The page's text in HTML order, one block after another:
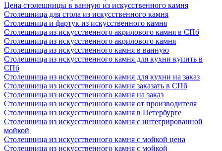
Цена столешницы в ванную из искусственного камня
Столешница для стола из искусственного камня
Столешница и фартук из искусственного камня
Столешница из искусственного акрилового камня в СПб
Столешница из искусственного акрилового камня
Столешница из искусственного камня в ванную
Столешница из искусственного камня для кухни купить в
СПб
Столешница из искусственного камня для кухни на заказ
Столешница из искусственного камня заказать в СПб
Столешница из искусственного камня на заказ
Столешница из искусственного камня от производителя
Столешница из искусственного камня в Петербурге
Столешница из искусственного камня с интегрированной
мойкой
Столешница из искусственного камня с мойкой цена
Столешница из искусственного камня с мойкой